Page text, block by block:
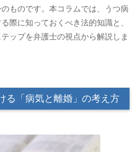
ものです。本コラムでは、うつ病
際に知っておくべき法的知識と、
ップを弁護士の視点から解説しま
る「病気と離婚」の考え方